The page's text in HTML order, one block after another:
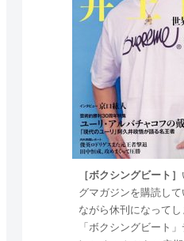
［ボクシングビート］
グマガジンを購読し
ながら休刊になって
「ボクシングビート